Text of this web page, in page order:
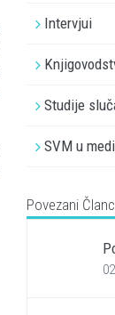
Intervjui
Studije
SVM u
Povezani